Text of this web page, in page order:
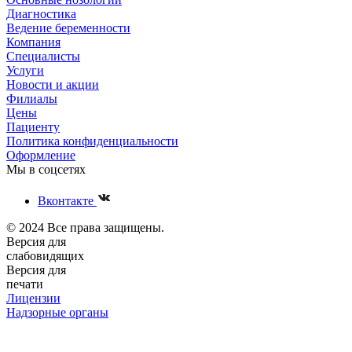
Диагностика
Ведение беременности
Компания
Специалисты
Услуги
Новости и акции
Филиалы
Цены
Пациенту
Политика конфиденциальности
Оформление
Мы в соцсетях
Вконтакте
© 2024 Все права защищены.
Версия для
слабовидящих
Версия для
печати
Лицензии
Надзорные органы